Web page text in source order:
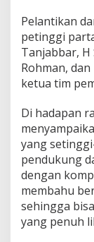
Pelantikan
petinggi
Tanjabbar, H
Rohman,
ketua tim
Di hadapan
yang
pendukung
dengan
membahu
sehingga
yang penuh